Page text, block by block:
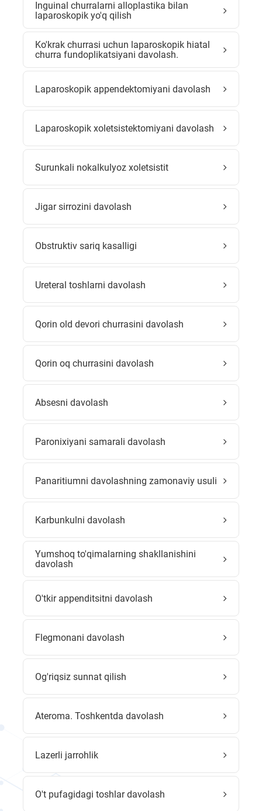
Inguinal churralarni alloplastika bilan
laparoskopik yo'q qilish
Ko'krak churrasi uchun laparoskopik hiatal
churra fundoplikatsiyani davolash.
Laparoskopik appendektomiyani davolash
Laparoskopik xoletsistektomiyani davolash
Surunkali nokalkulyoz xoletsistit
Jigar sirrozini davolash
Obstruktiv sariq kasalligi
Ureteral toshlarni davolash
Qorin old devori churrasini davolash
Qorin oq churrasini davolash
Absesni davolash
Paronixiyani samarali davolash
Panaritiumni davolashning zamonaviy usuli
Karbunkulni davolash
Yumshoq to'qimalarning shakllanishini
davolash
O'tkir appenditsitni davolash
Flegmonani davolash
Og'riqsiz sunnat qilish
Ateroma. Toshkentda davolash
Lazerli jarrohlik
O't pufagidagi toshlar davolash